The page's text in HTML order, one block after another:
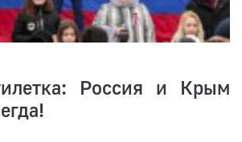
Россия и Крым